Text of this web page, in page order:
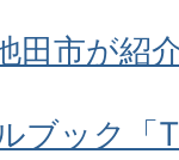
田市が紹
ブック「